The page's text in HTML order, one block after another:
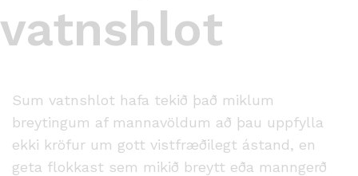
vatnshlot
Sum vatnshlot hafa tekið það miklum
breytingum af mannavöldum að þau uppfylla
ekki kröfur um gott vistfræðilegt ástand, en
geta flokkast sem mikið breytt eða manngerð